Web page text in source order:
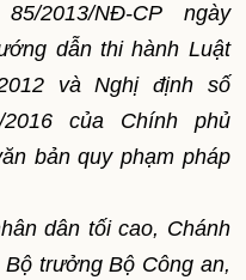
2013/NĐ-CP ngày
dẫn thi hành Luật
và Nghị định số
2016 của Chính phủ
bản quy phạm pháp
dân tối cao, Chánh
trưởng Bộ Công an,